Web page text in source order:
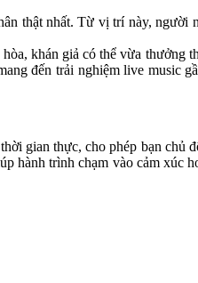
thật nhất. Từ vị trí này, người
khán giả có thể vừa thưởng
đến trải nghiệm live music
gian thực, cho phép bạn chủ
hành trình chạm vào cảm xúc